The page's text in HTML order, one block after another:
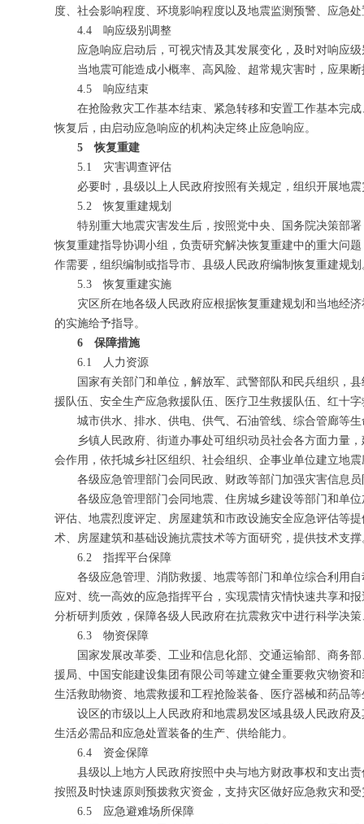
度、社会影响程度、环境影响程度以及地震监测预警、应急
4.4 响应级别调整
应急响应启动后，可视灾情及其发展变化，及时对响应
当地震可能造成小概率、高风险、超常规灾害时，应果
4.5 响应结束
在抢险救灾工作基本结束、紧急转移和安置工作基本完
恢复后，由启动应急响应的机构决定终止应急响应。
5 恢复重建
5.1 灾害调查评估
必要时，县级以上人民政府按照有关规定，组织开展地
5.2 恢复重建规划
特别重大地震灾害发生后，按照党中央、国务院决策部
恢复重建指导协调小组，负责研究解决恢复重建中的重大问
作需要，组织编制或指导市、县级人民政府编制恢复重建规划
5.3 恢复重建实施
灾区所在地各级人民政府应根据恢复重建规划和当地经
的实施给予指导。
6 保障措施
6.1 人力资源
国家有关部门和单位，解放军、武警部队和民兵组织，
援队伍、安全生产应急救援队伍、医疗卫生救援队伍、红十
城市供水、排水、供电、供气、石油管线、综合管廊等
乡镇人民政府、街道办事处可组织动员社会各方面力量
会作用，依托城乡社区组织、社会组织、企事业单位建立地
各级应急管理部门会同民政、财政等部门加强灾害信息
各级应急管理部门会同地震、住房城乡建设等部门和单
评估、地震烈度评定、房屋建筑和市政设施安全应急评估等
术、房屋建筑和基础设施抗震技术等方面研究，提供技术支撑
6.2 指挥平台保障
各级应急管理、消防救援、地震等部门和单位综合利用
应对、统一高效的应急指挥平台，实现震情灾情快速共享和
分析研判质效，保障各级人民政府在抗震救灾中进行科学决
6.3 物资保障
国家发展改革委、工业和信息化部、交通运输部、商务
援局、中国安能建设集团有限公司等建立健全重要救灾物资
生活救助物资、地震救援和工程抢险装备、医疗器械和药品
设区的市级以上人民政府和地震易发区域县级人民政府
生活必需品和应急处置装备的生产、供给能力。
6.4 资金保障
县级以上地方人民政府按照中央与地方财政事权和支出
按照及时快速原则预拨救灾资金，支持灾区做好应急救灾和
6.5 应急避难场所保障